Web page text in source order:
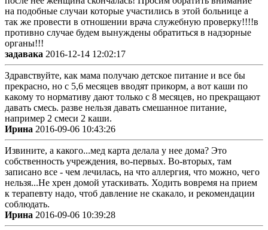
на подобные случаи которые участились в этой больнице а
так же провести в отношении врача служебную проверку!!!!в
противно случае будем вынуждены обратиться в надзорные
органы!!!
задавака 2016-12-14 12:02:17
Здравствуйте, как мама получаю детское питание и все бы
прекрасно, но с 5,6 месяцев вводят прикорм, а вот каши по
какому то нормативу дают только с 8 месяцев, но прекращают
давать смесь. разве нельзя давать смешанное питание,
например 2 смеси 2 каши.
Ирина 2016-09-06 10:43:26
Извините, а какого...мед карта делала у нее дома? Это
собственность учреждения, во-первых. Во-вторых, там
записано все - чем лечилась, на что аллергия, что можно, чего
нельзя...Не хрен домой утаскивать. Ходить вовремя на прием
к терапевту надо, чтоб давление не скакало, и рекомендации
соблюдать.
Ирина 2016-09-06 10:39:28